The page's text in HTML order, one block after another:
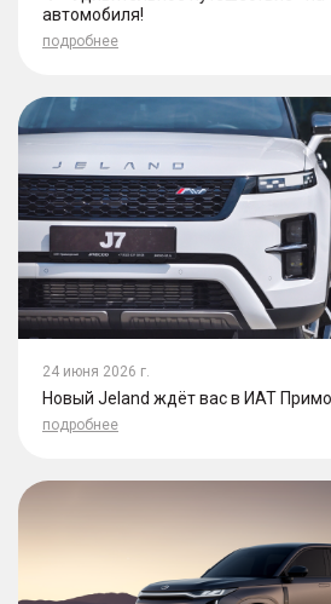
автомобиля!
подробнее
24 июня 2026 г.
Новый Jeland ждёт вас в ИАТ
подробнее